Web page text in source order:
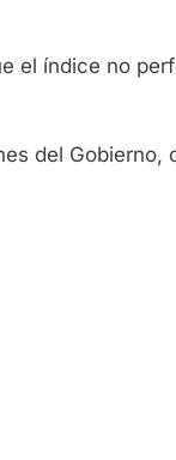
el índice no
del Gobierno,